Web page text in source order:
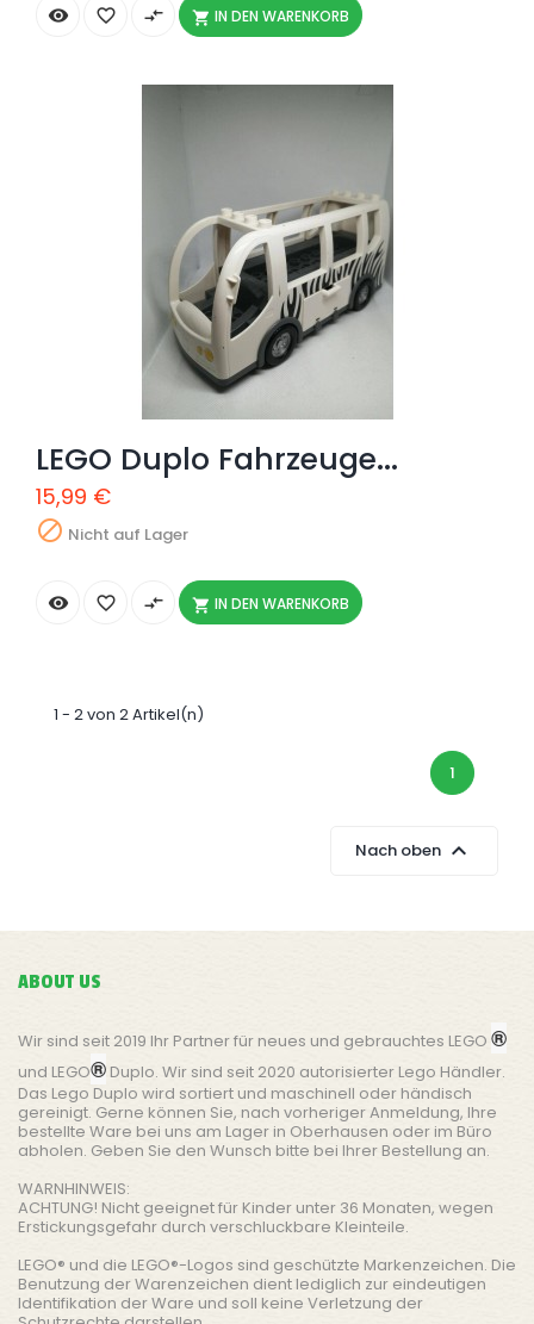
  compare_arrows  IN DEN WARENKORB
LEGO Duplo Fahrzeuge...
15,99 €
 Nicht auf Lager
  compare_arrows  IN DEN WARENKORB
1 - 2 von 2 Artikel(n)
1
Nach oben 
ABOUT US
Wir sind seit 2019 Ihr Partner für neues und gebrauchtes LEGO ®
und LEGO®Duplo. Wir sind seit 2020 autorisierter Lego Händler.
Das Lego Duplo wird sortiert und maschinell oder händisch
gereinigt. Gerne können Sie, nach vorheriger Anmeldung, Ihre
bestellte Ware bei uns am Lager in Oberhausen oder im Büro
abholen. Geben Sie den Wunsch bitte bei Ihrer Bestellung an.
WARNHINWEIS:
ACHTUNG! Nicht geeignet für Kinder unter 36 Monaten, wegen
Erstickungsgefahr durch verschluckbare Kleinteile.
LEGO® und die LEGO®-Logos sind geschützte Markenzeichen. Die
Benutzung der Warenzeichen dient lediglich zur eindeutigen
Identifikation der Ware und soll keine Verletzung der